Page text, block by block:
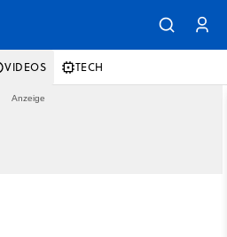
VIDEOS TECH